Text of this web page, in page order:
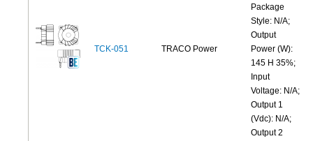
TCK-051 TRACO Power
Package
Style: N/A;
Output
Power (W):
145 H 35%;
Input
Voltage: N/A;
Output 1
(Vdc): N/A;
Output 2